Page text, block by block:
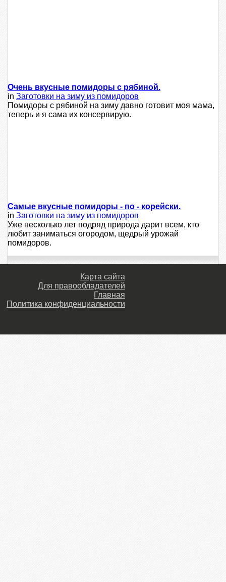
Очень вкусные помидоры с рябиной.
in Заготовки на зиму из помидоров
Помидоры с рябиной на зиму давно готовит моя мама,
теперь и я сама их консервирую.
Самые вкусные помидоры - по - корейски.
in Заготовки на зиму из помидоров
Уже несколько лет подряд природа дарит всем, кто
любит заниматься огородом, щедрый урожай
помидоров.
Карта сайта
Для правообладателей
Главная
Политика конфиденциальности